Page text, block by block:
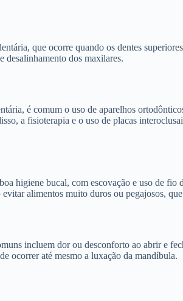
que ocorre quando os dentes
desalinhamento dos maxilares.
é comum o uso de aparelhos
a fisioterapia e o uso de placas
higiene bucal, com escovação e uso de
alimentos muito duros ou pegajosos,
incluem dor ou desconforto ao abrir e
ocorrer até mesmo a luxação da mandíbula.